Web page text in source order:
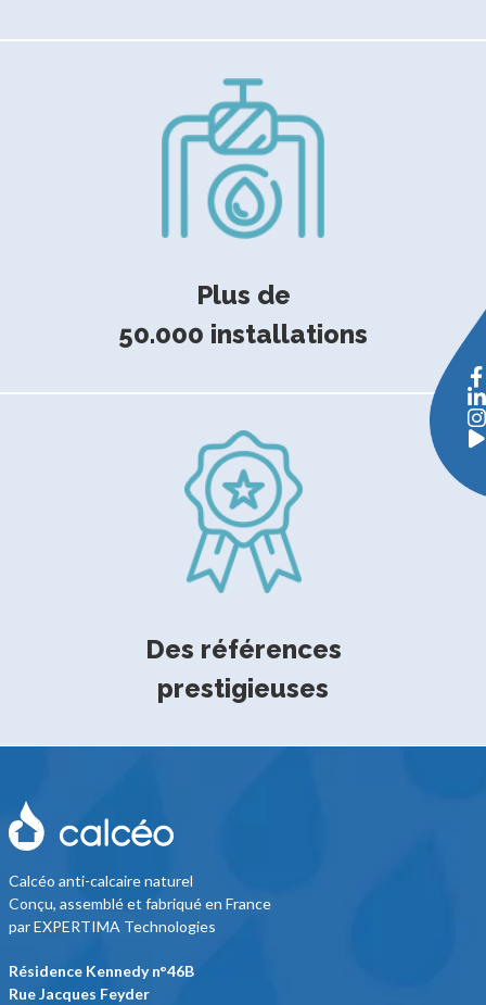
Plus de
50.000 installations
Des références
prestigieuses
Calcéo anti-calcaire naturel
Conçu, assemblé et fabriqué en France
par EXPERTIMA Technologies
Résidence Kennedy n°46B
Rue Jacques Feyder